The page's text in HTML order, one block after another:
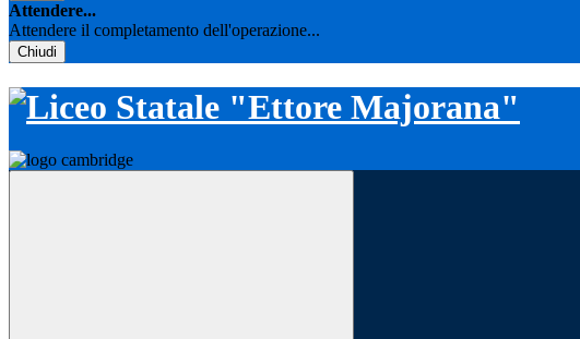
Attendere...
Attendere il completamento dell'operazione...
Chiudi